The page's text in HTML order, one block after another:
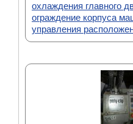
охлаждения главного
ограждение корпуса
управления